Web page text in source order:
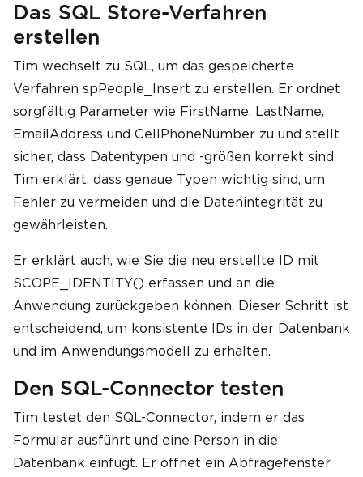
Das SQL Store-Verfahren
erstellen
Tim wechselt zu SQL, um das gespeicherte
Verfahren spPeople_Insert zu erstellen. Er ordnet
sorgfältig Parameter wie FirstName, LastName,
EmailAddress und CellPhoneNumber zu und stellt
sicher, dass Datentypen und -größen korrekt sind.
Tim erklärt, dass genaue Typen wichtig sind, um
Fehler zu vermeiden und die Datenintegrität zu
gewährleisten.
Er erklärt auch, wie Sie die neu erstellte ID mit
SCOPE_IDENTITY() erfassen und an die
Anwendung zurückgeben können. Dieser Schritt ist
entscheidend, um konsistente IDs in der Datenbank
und im Anwendungsmodell zu erhalten.
Den SQL-Connector testen
Tim testet den SQL-Connector, indem er das
Formular ausführt und eine Person in die
Datenbank einfügt. Er öffnet ein Abfragefenster